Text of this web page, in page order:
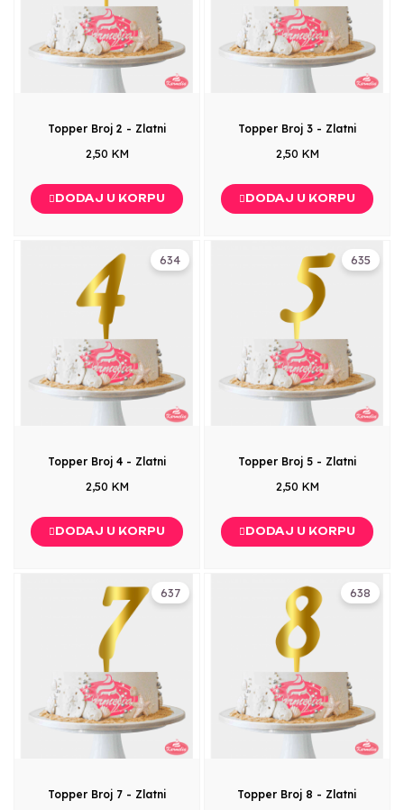
Topper Broj 2 - Zlatni
2,50 KM
DODAJ U KORPU
Topper Broj 3 - Zlatni
2,50 KM
DODAJ U KORPU
634
Topper Broj 4 - Zlatni
2,50 KM
DODAJ U KORPU
635
Topper Broj 5 - Zlatni
2,50 KM
DODAJ U KORPU
637
Topper Broj 7 - Zlatni
638
Topper Broj 8 - Zlatni